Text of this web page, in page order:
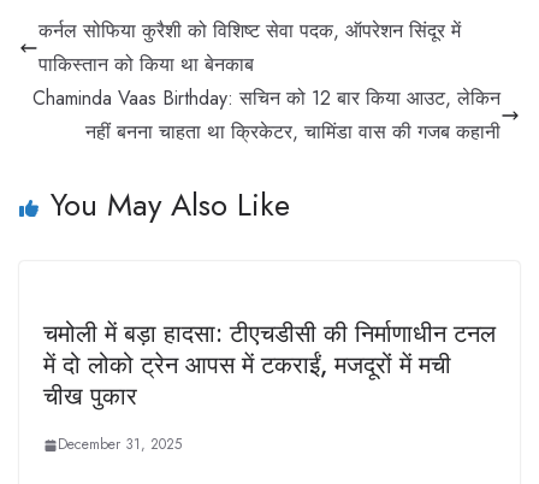
कर्नल सोफिया कुरैशी को विशिष्ट सेवा पदक, ऑपरेशन सिंदूर में
पाकिस्तान को किया था बेनकाब
Chaminda Vaas Birthday: सचिन को 12 बार किया आउट, लेकिन
नहीं बनना चाहता था क्रिकेटर, चामिंडा वास की गजब कहानी
You May Also Like
चमोली में बड़ा हादसा: टीएचडीसी की निर्माणाधीन टनल
में दो लोको ट्रेन आपस में टकराईं, मजदूरों में मची
चीख पुकार
December 31, 2025